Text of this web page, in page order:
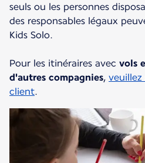
seuls ou les personnes
des responsables légaux
Kids Solo.
Pour les itinéraires avec vols
d'autres compagnies,
client.